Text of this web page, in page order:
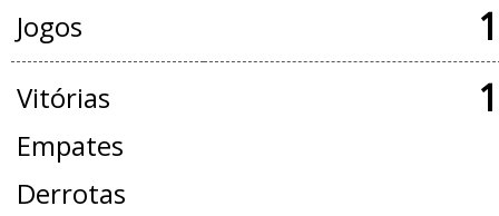
Jogos
Vitórias
Empates
Derrotas